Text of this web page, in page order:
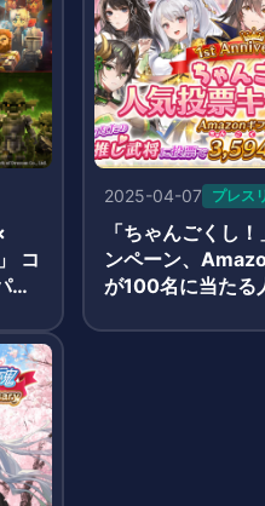
コ
ー
2025-04-07 プレス
「ちゃんごくし
ンペーン、
が100名に当たる